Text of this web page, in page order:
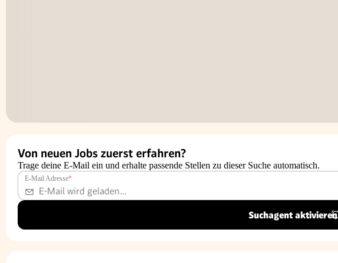
Von neuen Jobs zuerst erfahren?
Trage deine E-Mail ein und erhalte passende Stellen zu dieser Suche automatisch.
E-Mail Adresse*
Suchagent aktivieren